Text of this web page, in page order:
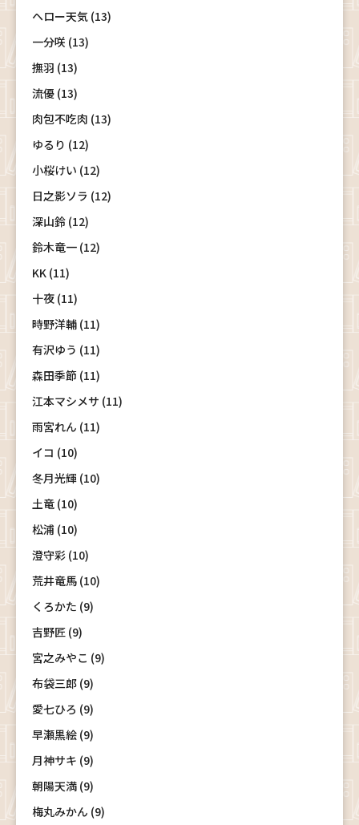
ヘロー天気 (13)
一分咲 (13)
撫羽 (13)
流優 (13)
肉包不吃肉 (13)
ゆるり (12)
小桜けい (12)
日之影ソラ (12)
深山鈴 (12)
鈴木竜一 (12)
KK (11)
十夜 (11)
時野洋輔 (11)
有沢ゆう (11)
森田季節 (11)
江本マシメサ (11)
雨宮れん (11)
イコ (10)
冬月光輝 (10)
土竜 (10)
松浦 (10)
澄守彩 (10)
荒井竜馬 (10)
くろかた (9)
吉野匠 (9)
宮之みやこ (9)
布袋三郎 (9)
愛七ひろ (9)
早瀬黒絵 (9)
月神サキ (9)
朝陽天満 (9)
梅丸みかん (9)